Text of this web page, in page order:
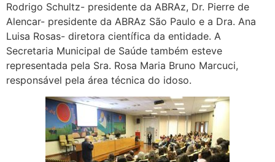
Rodrigo Schultz- presidente da ABRAz, Dr. Pierre de
Alencar- presidente da ABRAz São Paulo e a Dra. Ana
Luisa Rosas- diretora científica da entidade. A
Secretaria Municipal de Saúde também esteve
representada pela Sra. Rosa Maria Bruno Marcuci,
responsável pela área técnica do idoso.